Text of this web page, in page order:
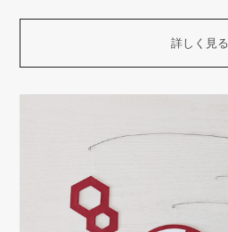
詳しく見る